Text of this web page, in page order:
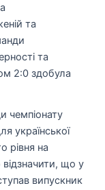
та
та
2:0 здобула
чемпіонату
української
рівня на
що у
випускник